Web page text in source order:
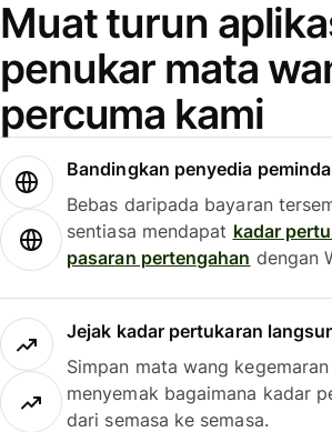
Muat turun
penukar mata
percuma kami
Bandingkan penyedia
Bebas daripada bayaran
sentiasa mendapat kadar
pasaran pertengahan dengan
Jejak kadar pertukaran
Simpan mata wang
menyemak bagaimana kadar
dari semasa ke semasa.